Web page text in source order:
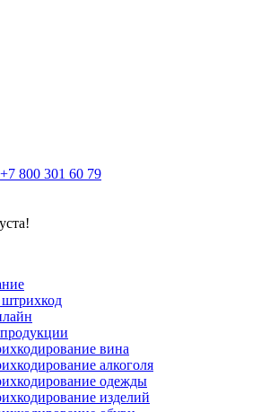
+7 800 301 60 79
вина
алкоголя
одежды
изделий